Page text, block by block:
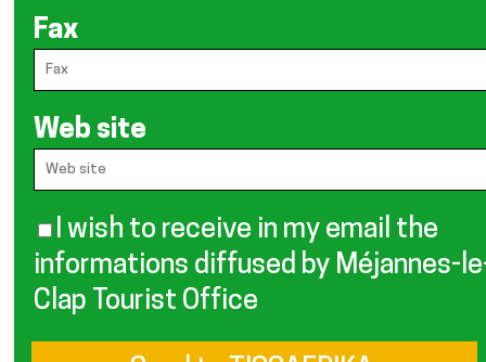
Fax
Web site
I wish to receive in my email the
informations diffused by Méjannes-
Clap Tourist Office